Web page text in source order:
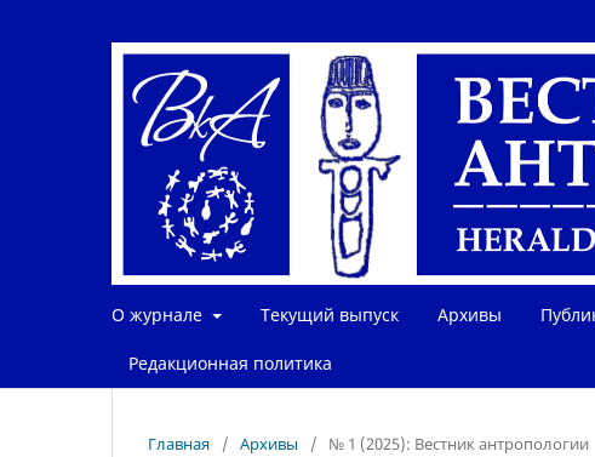
О журнале Текущий выпуск Архивы
Редакционная политика
Главная / Архивы / № 1 (2025): Вестник антропологии